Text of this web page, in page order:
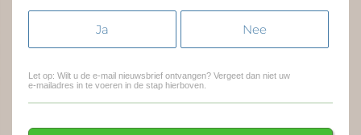
Ja Nee
Let op: Wilt u de e-mail nieuwsbrief ontvangen? Vergeet dan niet uw
e-mailadres in te voeren in de stap hierboven.